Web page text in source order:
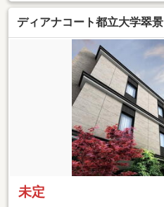
ディアナコート都立大学翠景
未定